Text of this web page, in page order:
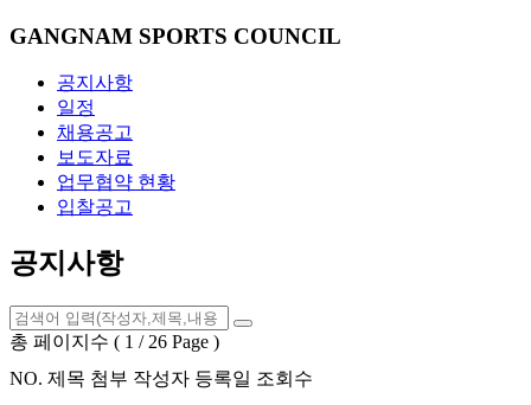
GANGNAM SPORTS COUNCIL
공지사항
일정
채용공고
보도자료
업무협약 현황
입찰공고
공지사항
총 페이지수 ( 1 / 26 Page )
NO. 제목 첨부 작성자 등록일 조회수